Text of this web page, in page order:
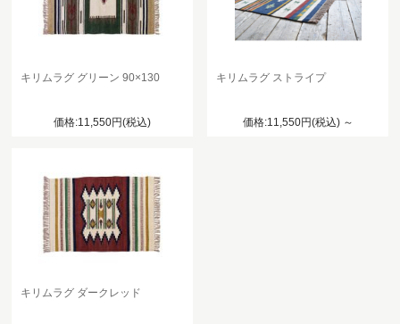
キリムラグ グリーン 90×130
価格:11,550円(税込)
キリムラグ ストライプ
価格:11,550円(税込) ～
キリムラグ ダークレッド